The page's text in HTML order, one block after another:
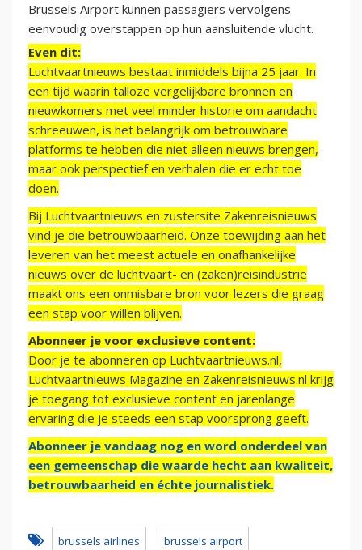
Brussels Airport kunnen passagiers vervolgens
eenvoudig overstappen op hun aansluitende vlucht.
Even dit:
Luchtvaartnieuws bestaat inmiddels bijna 25 jaar. In
een tijd waarin talloze vergelijkbare bronnen en
nieuwkomers met veel minder historie om aandacht
schreeuwen, is het belangrijk om betrouwbare
platforms te hebben die niet alleen nieuws brengen,
maar ook perspectief en verhalen die er echt toe
doen.
Bij Luchtvaartnieuws en zustersite Zakenreisnieuws
vind je die betrouwbaarheid. Onze toewijding aan het
leveren van het meest actuele en onafhankelijke
nieuws over de luchtvaart- en (zaken)reisindustrie
maakt ons een onmisbare bron voor lezers die graag
een stap voor willen blijven.
Abonneer je voor exclusieve content:
Door je te abonneren op Luchtvaartnieuws.nl,
Luchtvaartnieuws Magazine en Zakenreisnieuws.nl krijg
je toegang tot exclusieve content en jarenlange
ervaring die je steeds een stap voorsprong geeft.
Abonneer je vandaag nog en word onderdeel van
een gemeenschap die waarde hecht aan kwaliteit,
betrouwbaarheid en échte journalistiek.
brussels airlines brussels airport